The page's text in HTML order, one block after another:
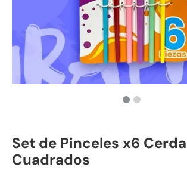
Set de Pinceles x6
Cuadrados